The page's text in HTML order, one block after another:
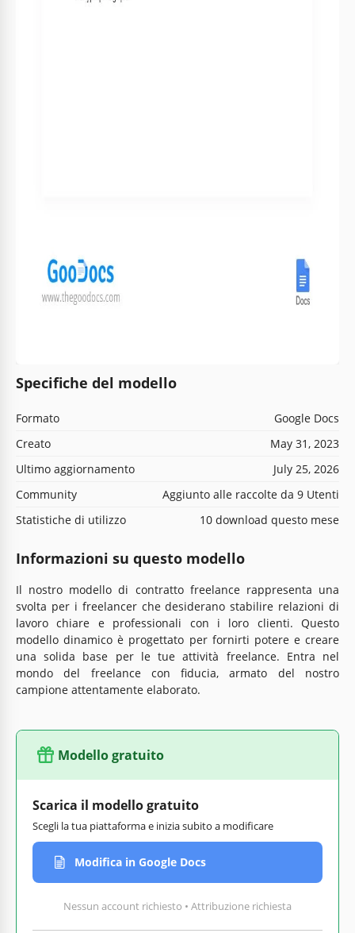
Specifiche del modello
Formato
Google Docs
Creato
May 31, 2023
Ultimo aggiornamento
July 25, 2026
Community
Aggiunto alle raccolte da 9 Utenti
Statistiche di utilizzo
10 download questo mese
Informazioni su questo modello
Il nostro modello di contratto freelance rappresenta una
svolta per i freelancer che desiderano stabilire relazioni di
lavoro chiare e professionali con i loro clienti. Questo
modello dinamico è progettato per fornirti potere e creare
una solida base per le tue attività freelance. Entra nel
mondo del freelance con fiducia, armato del nostro
campione attentamente elaborato.
Modello gratuito
Scarica il modello gratuito
Scegli la tua piattaforma e inizia subito a modificare
Modifica in Google Docs
Nessun account richiesto • Attribuzione richiesta